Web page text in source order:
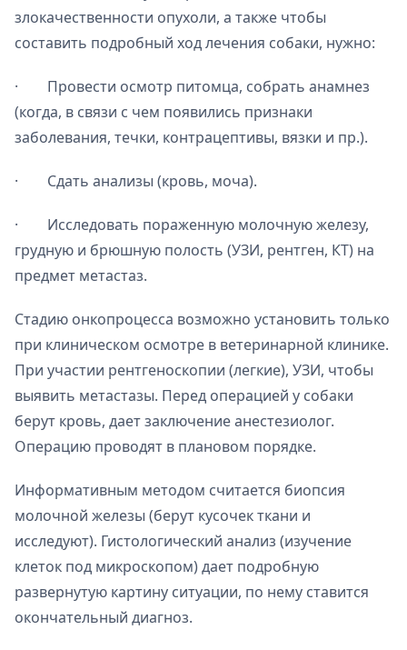
злокачественности опухоли, а также чтобы
составить подробный ход лечения собаки, нужно:
· Провести осмотр питомца, собрать анамнез
(когда, в связи с чем появились признаки
заболевания, течки, контрацептивы, вязки и пр.).
· Сдать анализы (кровь, моча).
· Исследовать пораженную молочную железу,
грудную и брюшную полость (УЗИ, рентген, КТ) на
предмет метастаз.
Стадию онкопроцесса возможно установить только
при клиническом осмотре в ветеринарной клинике.
При участии рентгеноскопии (легкие), УЗИ, чтобы
выявить метастазы. Перед операцией у собаки
берут кровь, дает заключение анестезиолог.
Операцию проводят в плановом порядке.
Информативным методом считается биопсия
молочной железы (берут кусочек ткани и
исследуют). Гистологический анализ (изучение
клеток под микроскопом) дает подробную
развернутую картину ситуации, по нему ставится
окончательный диагноз.